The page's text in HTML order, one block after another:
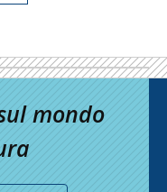
mondo